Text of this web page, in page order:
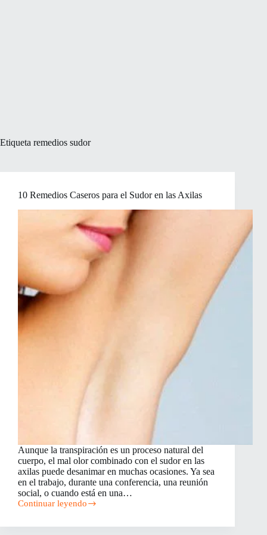
Etiqueta remedios sudor
10 Remedios Caseros para el Sudor en las Axilas
Aunque la transpiración es un proceso natural del
cuerpo, el mal olor combinado con el sudor en las
axilas puede desanimar en muchas ocasiones. Ya sea
en el trabajo, durante una conferencia, una reunión
social, o cuando está en una…
Continuar leyendo
10
Caseros